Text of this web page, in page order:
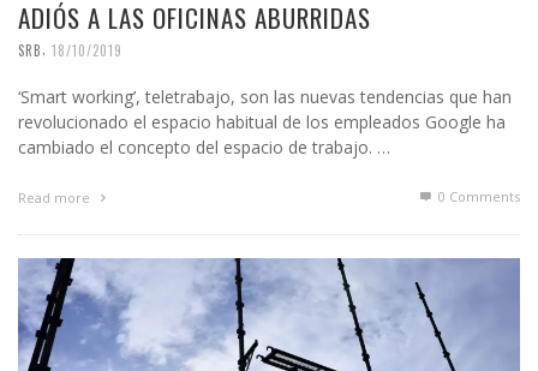
ADIÓS A LAS OFICINAS ABURRIDAS
SRB, 18/10/2019
‘Smart working’, teletrabajo, son las nuevas tendencias que han
revolucionado el espacio habitual de los empleados Google ha
cambiado el concepto del espacio de trabajo. …
Read more 0 Comments